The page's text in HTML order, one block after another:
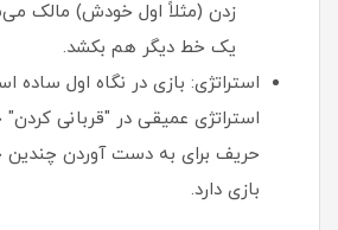
زدن (مثلاً اول خودش) مالک
یک خط دیگر هم بکشد.
استراتژی: بازی در نگاه اول ساده
استراتژی عمیقی در "قربانی
حریف برای به دست آوردن چندین
بازی دارد.